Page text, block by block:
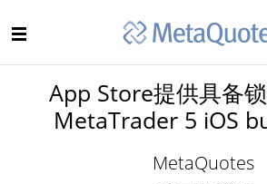
App Store提供具备
MetaTrader 5 iOS
MetaQuotes